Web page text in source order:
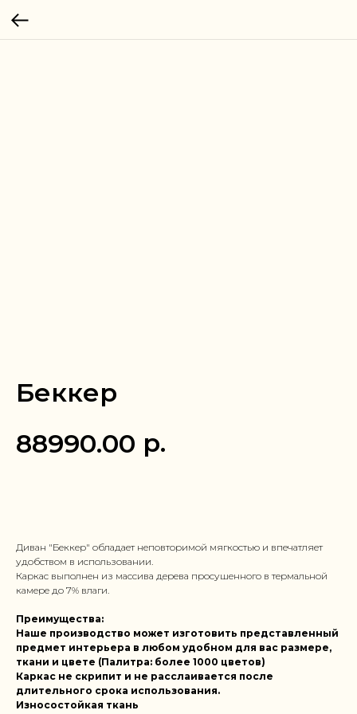
Беккер
88990.00 р.
Диван "Беккер" обладает неповторимой мягкостью и впечатляет
удобством в использовании.
Каркас выполнен из массива дерева просушенного в термальной
камере до 7% влаги.
Преимущества:
Наше производство может изготовить представленный
предмет интерьера в любом удобном для вас размере,
ткани и цвете (Палитра: более 1000 цветов)
Каркас не скрипит и не расслаивается после
длительного срока использования.
Износостойкая ткань